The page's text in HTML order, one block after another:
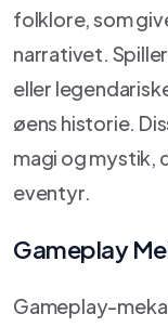
folklore, som
narrativet.
eller
øens historie.
magi og mystik,
eventyr.
Gameplay
Gameplay-